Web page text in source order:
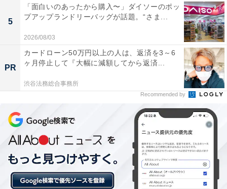
【2026年6月の運勢】おうし座（4月20日～5月20
日生まれ）
一段上に立つ
俯瞰と分析
＞【詳しく見る】全体運、社交運、恋愛運などの詳細は
こちら
5
「面白いのあったから購入〜」ダイソーのポッ
プアップランドリーバッグが話題。“さま...
2026/08/03
PR
カードローン50万円以上の人は、返済を3～6
ヶ月停止して『大幅に減額してから返済...
渋谷法務総合事務所
Recommended by